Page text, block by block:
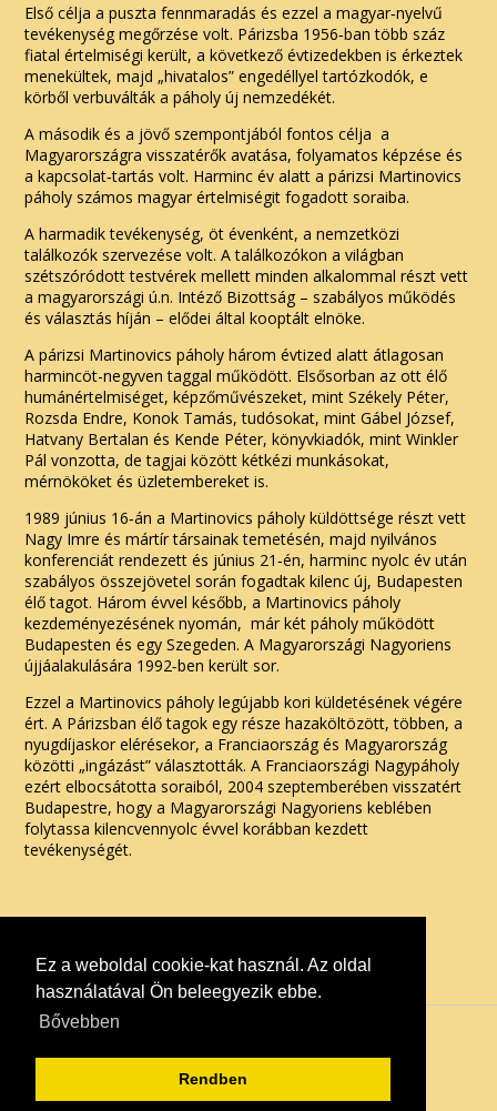
Ez a weboldal cookie-kat használ. Az oldal
használatával Ön beleegyezik ebbe.
Bővebben
Rendben
Első célja a puszta fennmaradás és ezzel a magyar‑nyelvű
tevékenység megőrzése volt. Párizsba 1956‑ban több száz
fiatal értelmiségi került, a következő évtizedekben is érkeztek
menekültek, majd „hivatalos” engedéllyel tartózkodók, e
körből verbuválták a páholy új nemzedékét.
A második és a jövő szempontjából fontos célja a
Magyarországra visszatérők avatása, folyamatos képzése és
a kapcsolat‑tartás volt. Harminc év alatt a párizsi Martinovics
páholy számos magyar értelmiségit fogadott soraiba.
A harmadik tevékenység, öt évenként, a nemzetközi
találkozók szervezése volt. A találkozókon a világban
szétszóródott testvérek mellett minden alkalommal részt vett
a magyarországi ú.n. Intéző Bizottság – szabályos működés
és választás híján – elődei által kooptált elnöke.
A párizsi Martinovics páholy három évtized alatt átlagosan
harmincöt-negyven taggal működött. Elsősorban az ott élő
humánértelmiséget, képzőművészeket, mint Székely Péter,
Rozsda Endre, Konok Tamás, tudósokat, mint Gábel József,
Hatvany Bertalan és Kende Péter, könyvkiadók, mint Winkler
Pál vonzotta, de tagjai között kétkézi munkásokat,
mérnököket és üzletembereket is.
1989 június 16‑án a Martinovics páholy küldöttsége részt vett
Nagy Imre és mártír társainak temetésén, majd nyilvános
konferenciát rendezett és június 21‑én, harminc nyolc év után
szabályos összejövetel során fogadtak kilenc új, Budapesten
élő tagot. Három évvel később, a Martinovics páholy
kezdeményezésének nyomán, már két páholy működött
Budapesten és egy Szegeden. A Magyarországi Nagyoriens
újjáalakulására 1992‑ben került sor.
Ezzel a Martinovics páholy legújabb kori küldetésének végére
ért. A Párizsban élő tagok egy része hazaköltözött, többen, a
nyugdíjaskor elérésekor, a Franciaország és Magyarország
közötti „ingázást” választották. A Franciaországi Nagypáholy
ezért elbocsátotta soraiból, 2004 szeptemberében visszatért
Budapestre, hogy a Magyarországi Nagyoriens keblében
folytassa kilencvennyolc évvel korábban kezdett
tevékenységét.